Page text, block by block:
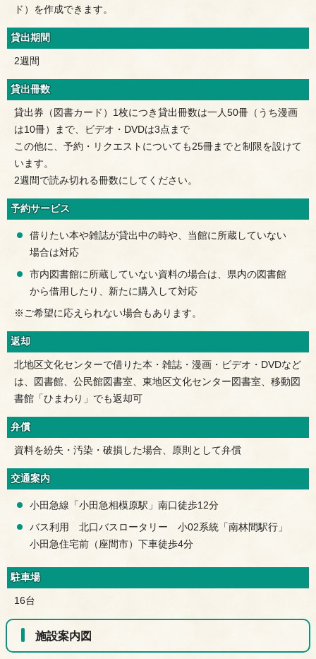
ド）を作成できます。
貸出期間
2週間
貸出冊数
貸出券（図書カード）1枚につき貸出冊数は一人50冊（うち漫画
は10冊）まで、ビデオ・DVDは3点まで
この他に、予約・リクエストについても25冊までと制限を設けて
います。
2週間で読み切れる冊数にしてください。
予約サービス
借りたい本や雑誌が貸出中の時や、当館に所蔵していない
場合は対応
市内図書館に所蔵していない資料の場合は、県内の図書館
から借用したり、新たに購入して対応
※ご希望に応えられない場合もあります。
返却
北地区文化センターで借りた本・雑誌・漫画・ビデオ・DVDなど
は、図書館、公民館図書室、東地区文化センター図書室、移動図
書館「ひまわり」でも返却可
弁償
資料を紛失・汚染・破損した場合、原則として弁償
交通案内
小田急線「小田急相模原駅」南口徒歩12分
バス利用 北口バスロータリー 小02系統「南林間駅行」
小田急住宅前（座間市）下車徒歩4分
駐車場
16台
施設案内図